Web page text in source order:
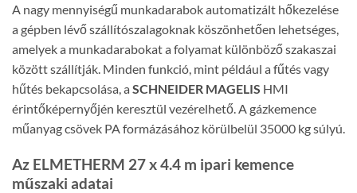
A nagy mennyiségű munkadarabok automatizált hőkezelése
a gépben lévő szállítószalagoknak köszönhetően lehetséges,
amelyek a munkadarabokat a folyamat különböző szakaszai
között szállítják. Minden funkció, mint például a fűtés vagy
hűtés bekapcsolása, a SCHNEIDER MAGELIS HMI
érintőképernyőjén keresztül vezérelhető. A gázkemence
műanyag csövek PA formázásához körülbelül 35000 kg súlyú.
Az ELMETHERM 27 x 4.4 m ipari kemence
műszaki adatai